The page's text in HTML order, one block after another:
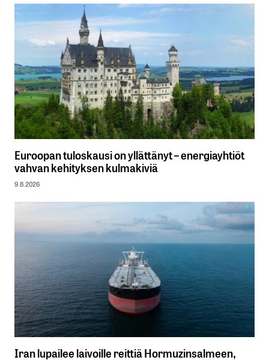
Euroopan tuloskausi on yllättänyt – energiayhtiöt
vahvan kehityksen kulmakiviä
9.8.2026
Iran lupailee laivoille reittiä Hormuzinsalmeen,